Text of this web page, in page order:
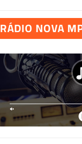
RÁDIO NOVA